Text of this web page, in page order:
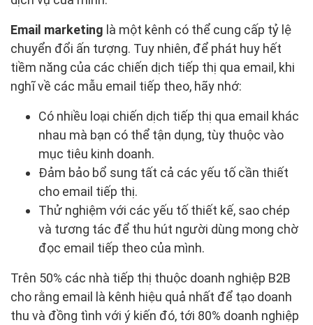
Email marketing là một kênh có thể cung cấp tỷ lệ
chuyển đổi ấn tượng. Tuy nhiên, để phát huy hết
tiềm năng của các chiến dịch tiếp thị qua email, khi
nghĩ về các mẫu email tiếp theo, hãy nhớ:
Có nhiều loại chiến dịch tiếp thị qua email khác
nhau mà bạn có thể tận dụng, tùy thuộc vào
mục tiêu kinh doanh.
Đảm bảo bổ sung tất cả các yếu tố cần thiết
cho email tiếp thị.
Thử nghiệm với các yếu tố thiết kế, sao chép
và tương tác để thu hút người dùng mong chờ
đọc email tiếp theo của mình.
Trên 50% các nhà tiếp thị thuộc doanh nghiệp B2B
cho rằng email là kênh hiệu quả nhất để tạo doanh
thu và đồng tình với ý kiến đó, tới 80% doanh nghiệp